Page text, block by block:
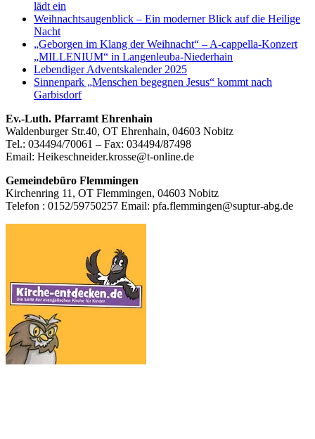
lädt ein
Weihnachtsaugenblick – Ein moderner Blick auf die Heilige
Nacht
„Geborgen im Klang der Weihnacht“ – A-cappella-Konzert
„MILLENIUM“ in Langenleuba-Niederhain
Lebendiger Adventskalender 2025
Sinnenpark „Menschen begegnen Jesus“ kommt nach
Garbisdorf
Footer
Inhalt
Ev.-Luth. Pfarramt Ehrenhain
Waldenburger Str.40, OT Ehrenhain, 04603 Nobitz
Tel.: 034494/70061 – Fax: 034494/87498
Email: Heikeschneider.krosse@t-online.de
Gemeindebüro Flemmingen
Kirchenring 11, OT Flemmingen, 04603 Nobitz
Telefon : 0152/59750257 Email: pfa.flemmingen@suptur-abg.de